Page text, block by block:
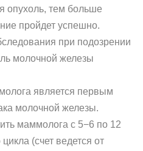
опухоль, тем больше
пройдет успешно.
при подозрении
молочной железы
является первым
молочной железы.
маммолога с 5−6 по 12
(счет ведется от